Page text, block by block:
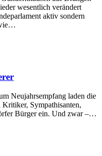
wesentlich verändert
aktiv sondern
Neujahrsempfang laden die
Sympathisanten,
Bürger ein. Und zwar –…